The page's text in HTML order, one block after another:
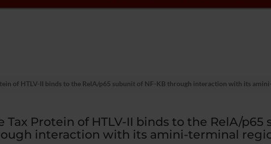
of HTLV-II binds to the RelA/p65 subunit of NF-KB through interaction with its
Tax Protein of HTLV-II binds to the RelA/p65
interaction with its amini-terminal